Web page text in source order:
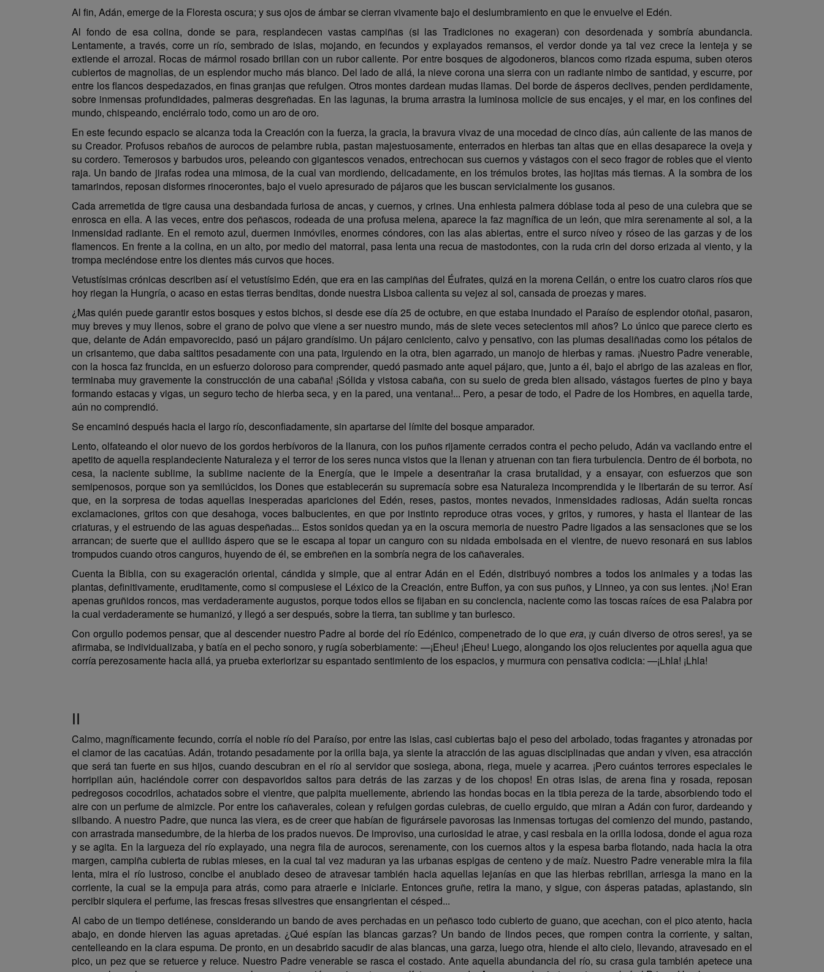
Al fin, Adán, emerge de la Floresta oscura; y sus ojos de ámbar se cierran vivamente bajo el deslumbramiento en que le envuelve el Edén.
Al fondo de esa colina, donde se para, resplandecen vastas campiñas (si las Tradiciones no exageran) con desordenada y sombría abundancia.
Lentamente, a través, corre un río, sembrado de islas, mojando, en fecundos y explayados remansos, el verdor donde ya tal vez crece la lenteja y se
extiende el arrozal. Rocas de mármol rosado brillan con un rubor caliente. Por entre bosques de algodoneros, blancos como rizada espuma, suben oteros
cubiertos de magnolias, de un esplendor mucho más blanco. Del lado de allá, la nieve corona una sierra con un radiante nimbo de santidad, y escurre, por
entre los flancos despedazados, en finas granjas que refulgen. Otros montes dardean mudas llamas. Del borde de ásperos declives, penden perdidamente,
sobre inmensas profundidades, palmeras desgreñadas. En las lagunas, la bruma arrastra la luminosa molicie de sus encajes, y el mar, en los confines del
mundo, chispeando, enciérralo todo, como un aro de oro.
En este fecundo espacio se alcanza toda la Creación con la fuerza, la gracia, la bravura vivaz de una mocedad de cinco días, aún caliente de las manos de
su Creador. Profusos rebaños de aurocos de pelambre rubia, pastan majestuosamente, enterrados en hierbas tan altas que en ellas desaparece la oveja y
su cordero. Temerosos y barbudos uros, peleando con gigantescos venados, entrechocan sus cuernos y vástagos con el seco fragor de robles que el viento
raja. Un bando de jirafas rodea una mimosa, de la cual van mordiendo, delicadamente, en los trémulos brotes, las hojitas más tiernas. A la sombra de los
tamarindos, reposan disformes rinocerontes, bajo el vuelo apresurado de pájaros que les buscan servicialmente los gusanos.
Cada arremetida de tigre causa una desbandada furiosa de ancas, y cuernos, y crines. Una enhiesta palmera dóblase toda al peso de una culebra que se
enrosca en ella. A las veces, entre dos peñascos, rodeada de una profusa melena, aparece la faz magnífica de un león, que mira serenamente al sol, a la
inmensidad radiante. En el remoto azul, duermen inmóviles, enormes cóndores, con las alas abiertas, entre el surco níveo y róseo de las garzas y de los
flamencos. En frente a la colina, en un alto, por medio del matorral, pasa lenta una recua de mastodontes, con la ruda crin del dorso erizada al viento, y la
trompa meciéndose entre los dientes más curvos que hoces.
Vetustísimas crónicas describen así el vetustísimo Edén, que era en las campiñas del Éufrates, quizá en la morena Ceilán, o entre los cuatro claros ríos que
hoy riegan la Hungría, o acaso en estas tierras benditas, donde nuestra Lisboa calienta su vejez al sol, cansada de proezas y mares.
¿Mas quién puede garantir estos bosques y estos bichos, si desde ese día 25 de octubre, en que estaba inundado el Paraíso de esplendor otoñal, pasaron,
muy breves y muy llenos, sobre el grano de polvo que viene a ser nuestro mundo, más de siete veces setecientos mil años? Lo único que parece cierto es
que, delante de Adán empavorecido, pasó un pájaro grandísimo. Un pájaro ceniciento, calvo y pensativo, con las plumas desaliñadas como los pétalos de
un crisantemo, que daba saltitos pesadamente con una pata, irguiendo en la otra, bien agarrado, un manojo de hierbas y ramas. ¡Nuestro Padre venerable,
con la hosca faz fruncida, en un esfuerzo doloroso para comprender, quedó pasmado ante aquel pájaro, que, junto a él, bajo el abrigo de las azaleas en flor,
terminaba muy gravemente la construcción de una cabaña! ¡Sólida y vistosa cabaña, con su suelo de greda bien alisado, vástagos fuertes de pino y baya
formando estacas y vigas, un seguro techo de hierba seca, y en la pared, una ventana!... Pero, a pesar de todo, el Padre de los Hombres, en aquella tarde,
aún no comprendió.
Se encaminó después hacia el largo río, desconfiadamente, sin apartarse del límite del bosque amparador.
Lento, olfateando el olor nuevo de los gordos herbívoros de la llanura, con los puños rijamente cerrados contra el pecho peludo, Adán va vacilando entre el
apetito de aquella resplandeciente Naturaleza y el terror de los seres nunca vistos que la llenan y atruenan con tan fiera turbulencia. Dentro de él borbota, no
cesa, la naciente sublime, la sublime naciente de la Energía, que le impele a desentrañar la crasa brutalidad, y a ensayar, con esfuerzos que son
semipenosos, porque son ya semilúcidos, los Dones que establecerán su supremacía sobre esa Naturaleza incomprendida y le libertarán de su terror. Así
que, en la sorpresa de todas aquellas inesperadas apariciones del Edén, reses, pastos, montes nevados, inmensidades radiosas, Adán suelta roncas
exclamaciones, gritos con que desahoga, voces balbucientes, en que por instinto reproduce otras voces, y gritos, y rumores, y hasta el llantear de las
criaturas, y el estruendo de las aguas despeñadas... Estos sonidos quedan ya en la oscura memoria de nuestro Padre ligados a las sensaciones que se los
arrancan; de suerte que el aullido áspero que se le escapa al topar un canguro con su nidada embolsada en el vientre, de nuevo resonará en sus labios
trompudos cuando otros canguros, huyendo de él, se embreñen en la sombría negra de los cañaverales.
Cuenta la Biblia, con su exageración oriental, cándida y simple, que al entrar Adán en el Edén, distribuyó nombres a todos los animales y a todas las
plantas, definitivamente, eruditamente, como si compusiese el Léxico de la Creación, entre Buffon, ya con sus puños, y Linneo, ya con sus lentes. ¡No! Eran
apenas gruñidos roncos, mas verdaderamente augustos, porque todos ellos se fijaban en su conciencia, naciente como las toscas raíces de esa Palabra por
la cual verdaderamente se humanizó, y llegó a ser después, sobre la tierra, tan sublime y tan burlesco.
Con orgullo podemos pensar, que al descender nuestro Padre al borde del río Edénico, compenetrado de lo que era, ¡y cuán diverso de otros seres!, ya se
afirmaba, se individualizaba, y batía en el pecho sonoro, y rugía soberbiamente: —¡Eheu! ¡Eheu! Luego, alongando los ojos relucientes por aquella agua que
corría perezosamente hacia allá, ya prueba exteriorizar su espantado sentimiento de los espacios, y murmura con pensativa codicia: —¡Lhla! ¡Lhla!
II
Calmo, magníficamente fecundo, corría el noble río del Paraíso, por entre las islas, casi cubiertas bajo el peso del arbolado, todas fragantes y atronadas por
el clamor de las cacatúas. Adán, trotando pesadamente por la orilla baja, ya siente la atracción de las aguas disciplinadas que andan y viven, esa atracción
que será tan fuerte en sus hijos, cuando descubran en el río al servidor que sosiega, abona, riega, muele y acarrea. ¡Pero cuántos terrores especiales le
horripilan aún, haciéndole correr con despavoridos saltos para detrás de las zarzas y de los chopos! En otras islas, de arena fina y rosada, reposan
pedregosos cocodrilos, achatados sobre el vientre, que palpita muellemente, abriendo las hondas bocas en la tibia pereza de la tarde, absorbiendo todo el
aire con un perfume de almizcle. Por entre los cañaverales, colean y refulgen gordas culebras, de cuello erguido, que miran a Adán con furor, dardeando y
silbando. A nuestro Padre, que nunca las viera, es de creer que habían de figurársele pavorosas las inmensas tortugas del comienzo del mundo, pastando,
con arrastrada mansedumbre, de la hierba de los prados nuevos. De improviso, una curiosidad le atrae, y casi resbala en la orilla lodosa, donde el agua roza
y se agita. En la largueza del río explayado, una negra fila de aurocos, serenamente, con los cuernos altos y la espesa barba flotando, nada hacia la otra
margen, campiña cubierta de rubias mieses, en la cual tal vez maduran ya las urbanas espigas de centeno y de maíz. Nuestro Padre venerable mira la fila
lenta, mira el río lustroso, concibe el anublado deseo de atravesar también hacia aquellas lejanías en que las hierbas rebrillan, arriesga la mano en la
corriente, la cual se la empuja para atrás, como para atraerle e iniciarle. Entonces gruñe, retira la mano, y sigue, con ásperas patadas, aplastando, sin
percibir siquiera el perfume, las frescas fresas silvestres que ensangrientan el césped...
Al cabo de un tiempo detiénese, considerando un bando de aves perchadas en un peñasco todo cubierto de guano, que acechan, con el pico atento, hacia
abajo, en donde hierven las aguas apretadas. ¿Qué espían las blancas garzas? Un bando de lindos peces, que rompen contra la corriente, y saltan,
centelleando en la clara espuma. De pronto, en un desabrido sacudir de alas blancas, una garza, luego otra, hiende el alto cielo, llevando, atravesado en el
pico, un pez que se retuerce y reluce. Nuestro Padre venerable se rasca el costado. Ante aquella abundancia del río, su crasa gula también apetece una